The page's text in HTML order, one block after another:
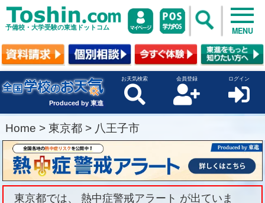
予備校・大学受験の東進ドットコム MENU
Produced by 東進
お天気検索 会員登録 ログイン
Home > 東京都 > 八王子市
東京都では、 熱中症警戒アラート が出ていま